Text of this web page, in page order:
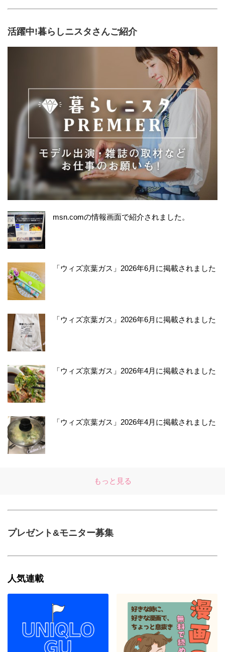
活躍中!暮らしニスタさんご紹介
msn.comの情報画面で紹介されました。
「ウィズ京葉ガス」2026年6月に掲載されました
「ウィズ京葉ガス」2026年6月に掲載されました
「ウィズ京葉ガス」2026年4月に掲載されました
「ウィズ京葉ガス」2026年4月に掲載されました
もっと見る
プレゼント&モニター募集
人気連載